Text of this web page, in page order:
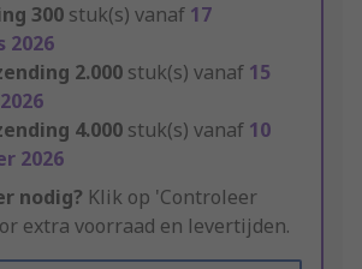
300 stuk(s) vanaf 17
2026
2.000 stuk(s) vanaf 15
4.000 stuk(s) vanaf 10
2026
nodig? Klik op 'Controleer
extra voorraad en levertijden.